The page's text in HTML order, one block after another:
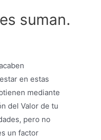
suman.
en estas
mediante
del Valor de tu
pero no
un factor